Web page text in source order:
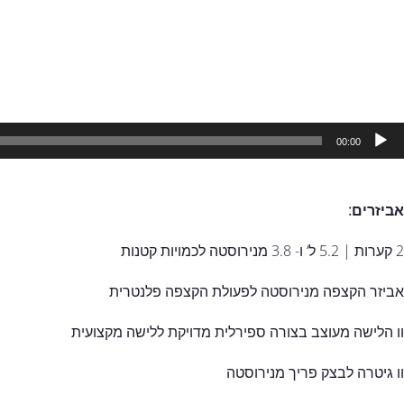
00:00
אביזרים:
2 קערות | 5.2 ל‘ ו- 3.8 מנירוסטה לכמויות קטנות
אביזר הקצפה מנירוסטה לפעולת הקצפה פלנטרית
וו הלישה מעוצב בצורה ספירלית מדויקת ללישה מקצועית
וו גיטרה לבצק פריך מנירוסטה